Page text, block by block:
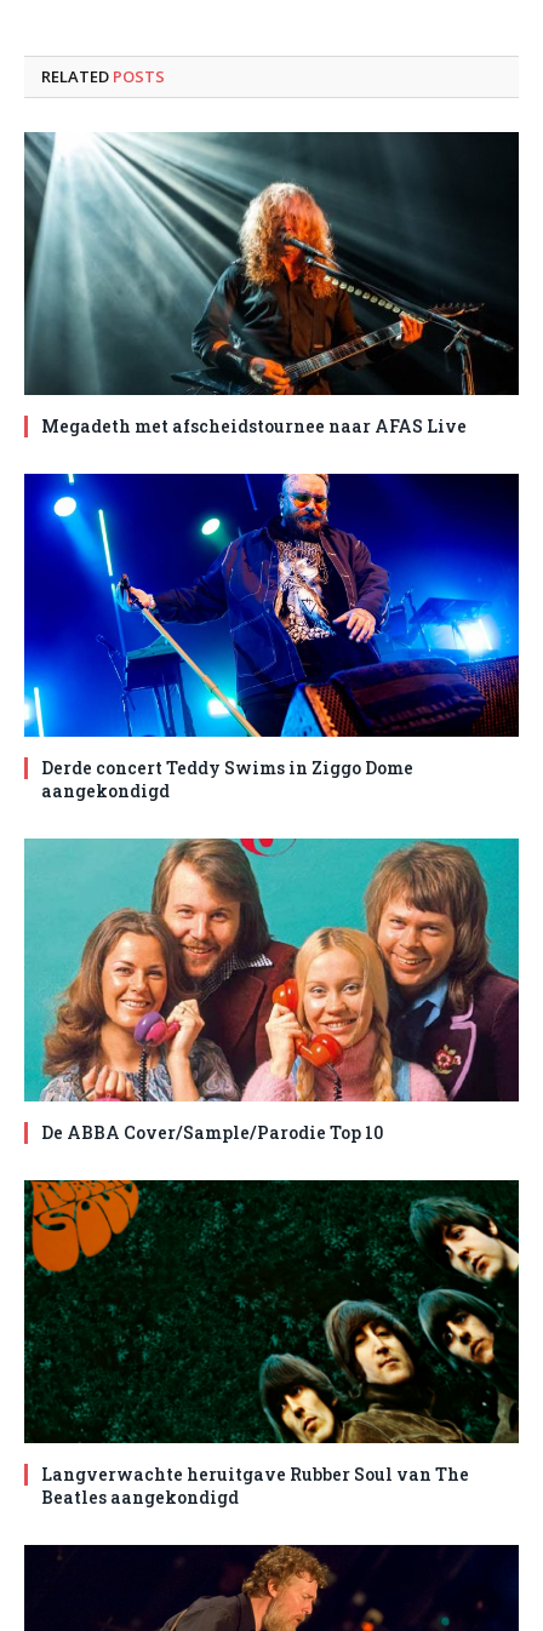
RELATED POSTS
Megadeth met afscheidstournee naar AFAS Live
Derde concert Teddy Swims in Ziggo Dome
aangekondigd
De ABBA Cover/Sample/Parodie Top 10
Langverwachte heruitgave Rubber Soul van The
Beatles aangekondigd